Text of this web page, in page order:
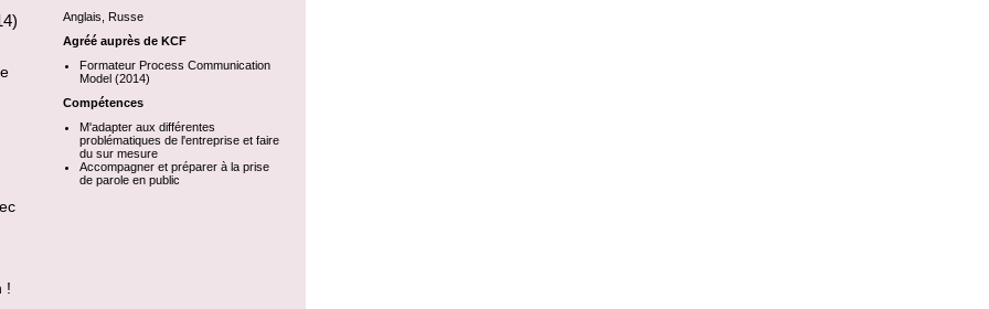
!
Anglais, Russe
Agréé auprès de KCF
Formateur Process Communication
Model (2014)
Compétences
M'adapter aux différentes
problématiques de l'entreprise et faire
du sur mesure
Accompagner et préparer à la prise
de parole en public